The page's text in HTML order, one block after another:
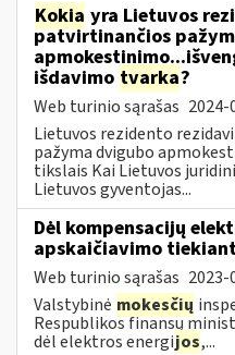
Kokia yra Lietuvos
patvirtinančios
išdavimo tvarka?
Web turinio sąrašas 2024-
Lietuvos rezidento
pažyma dvigubo
tikslais Kai Lietuvos
Lietuvos gyventojas...
Dėl kompensacijų
apskaičiavimo
Web turinio sąrašas 2023-
Valstybinė mokesčių
Respublikos finansų
dėl elektros energijos,...